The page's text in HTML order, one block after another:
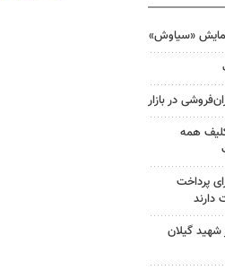
«سیاوش»
در بازار
همه
پرداخت
کنگره ۸ هزار شهید گیلان